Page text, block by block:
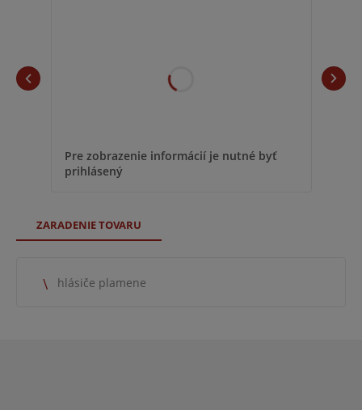
Pre zobrazenie informácií je nutné byť
prihlásený
ZARADENIE TOVARU
hlásiče plamene